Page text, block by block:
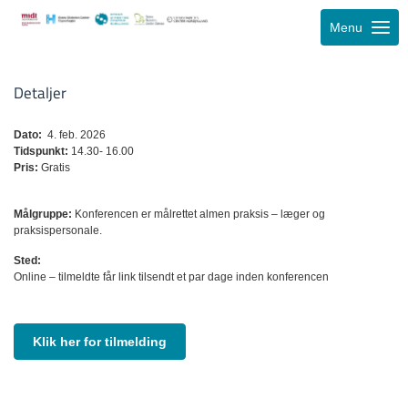
Menu
Detaljer
Dato: 4. feb. 2026
Tidspunkt: 14.30- 16.00
Pris: Gratis
Målgruppe: Konferencen er målrettet almen praksis – læger og
praksispersonale.
Sted:
Online – tilmeldte får link tilsendt et par dage inden konferencen
Klik her for tilmelding